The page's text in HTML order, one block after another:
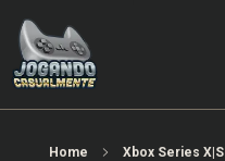
Home Xbox Series X|S